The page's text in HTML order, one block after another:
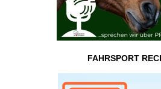
FAHRSPORT